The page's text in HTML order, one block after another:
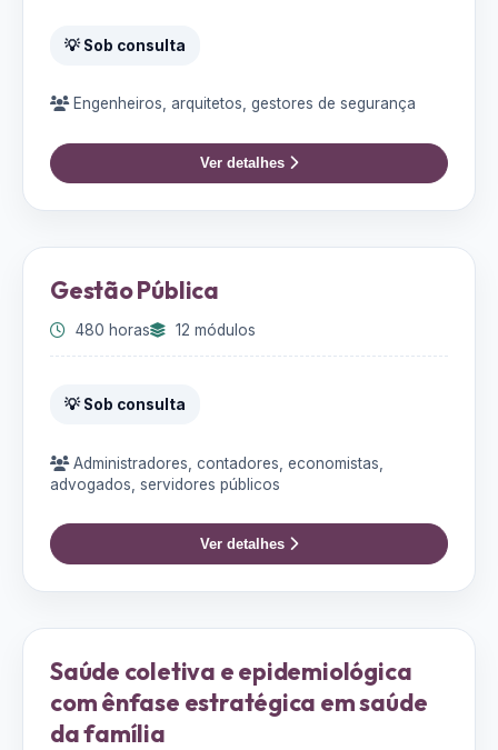
💡 Sob consulta
Engenheiros, arquitetos, gestores de segurança
Ver detalhes
Gestão Pública
480 horas 12 módulos
💡 Sob consulta
Administradores, contadores, economistas,
advogados, servidores públicos
Ver detalhes
Saúde coletiva e epidemiológica
com ênfase estratégica em saúde
da família